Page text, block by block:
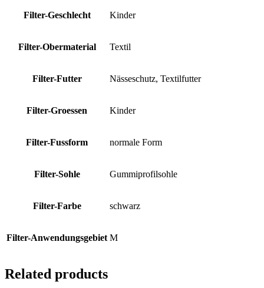
Filter-Geschlecht Kinder
Filter-Obermaterial Textil
Filter-Futter Nässeschutz, Textilfutter
Filter-Groessen Kinder
Filter-Fussform normale Form
Filter-Sohle Gummiprofilsohle
Filter-Farbe schwarz
Filter-Anwendungsgebiet M
Related products